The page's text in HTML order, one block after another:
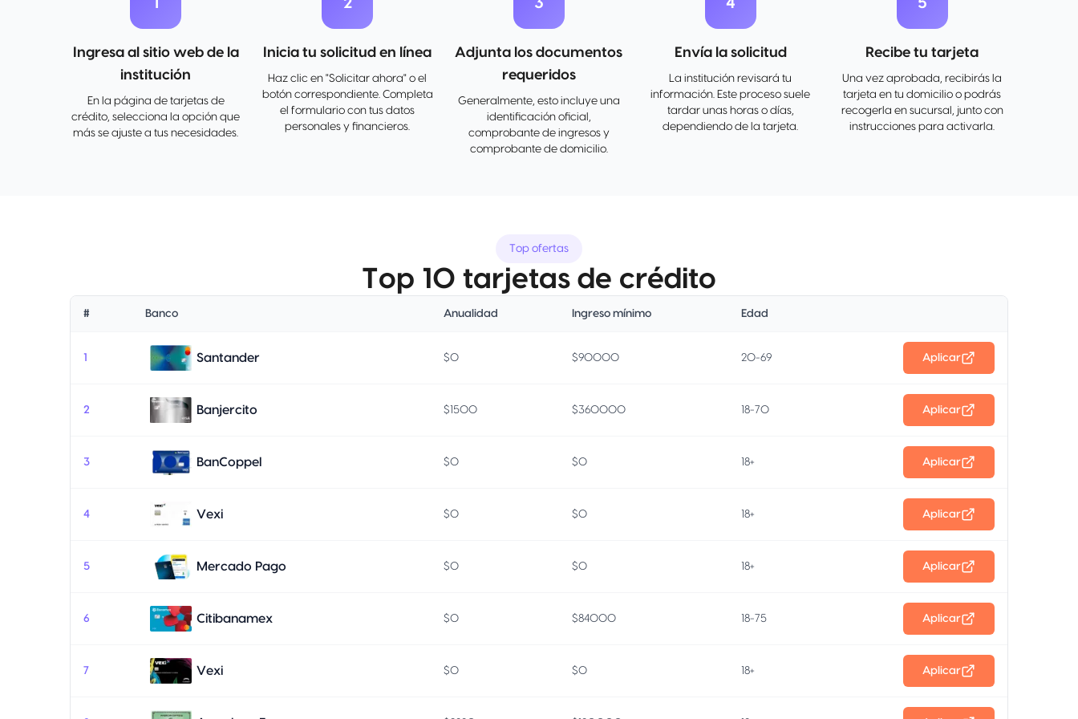
garantizando hasta 1 año completo para los
artículos que estén cubiertos. La compra cubierta
debe tener un período de garantía mínimo de 3
Protección de compras * Contra daño accidental
o robo, dentro de los primeros 90 días de ocurrida
la compra con su tarjeta, y para la mayoría de las
1
Ingresa al sitio web de la
institución
En la página de tarjetas de
crédito, selecciona la opción que
más se ajuste a tus necesidades.
2
Inicia tu solicitud en línea
Haz clic en "Solicitar ahora" o el
botón correspondiente. Completa
el formulario con tus datos
personales y financieros.
3
Adjunta los documentos
requeridos
Generalmente, esto incluye una
identificación oficial,
comprobante de ingresos y
comprobante de domicilio.
4
Envía la solicitud
La institución revisará tu
información. Este proceso suele
tardar unas horas o días,
dependiendo de la tarjeta.
5
Recibe tu tarjeta
Una vez aprobada, recibirás la
tarjeta en tu domicilio o podrás
recogerla en sucursal, junto con
instrucciones para activarla.
Top ofertas
Top 10 tarjetas de crédito
# Banco Anualidad Ingreso mínimo Edad
1 Santander $0 $90000 20-69 Aplicar
2 Banjercito $1500 $360000 18-70 Aplicar
3 BanCoppel $0 $0 18+ Aplicar
4 Vexi $0 $0 18+ Aplicar
5 Mercado Pago $0 $0 18+ Aplicar
6 Citibanamex $0 $84000 18-75 Aplicar
7 Vexi $0 $0 18+ Aplicar